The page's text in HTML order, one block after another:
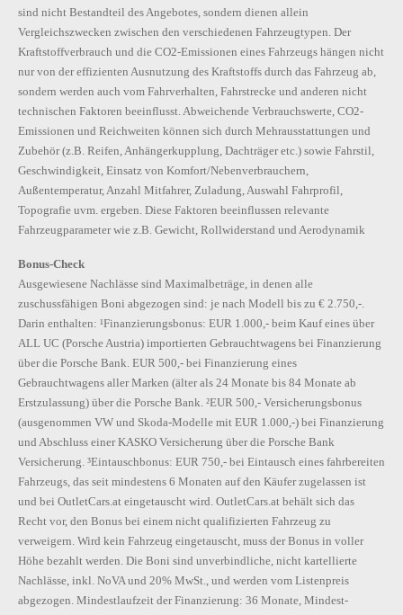
sind nicht Bestandteil des Angebotes, sondern dienen allein
Vergleichszwecken zwischen den verschiedenen Fahrzeugtypen. Der
Kraftstoffverbrauch und die CO2-Emissionen eines Fahrzeugs hängen nicht
nur von der effizienten Ausnutzung des Kraftstoffs durch das Fahrzeug ab,
sondern werden auch vom Fahrverhalten, Fahrstrecke und anderen nicht
technischen Faktoren beeinflusst. Abweichende Verbrauchswerte, CO2-
Emissionen und Reichweiten können sich durch Mehrausstattungen und
Zubehör (z.B. Reifen, Anhängerkupplung, Dachträger etc.) sowie Fahrstil,
Geschwindigkeit, Einsatz von Komfort/Nebenverbrauchern,
Außentemperatur, Anzahl Mitfahrer, Zuladung, Auswahl Fahrprofil,
Topografie uvm. ergeben. Diese Faktoren beeinflussen relevante
Fahrzeugparameter wie z.B. Gewicht, Rollwiderstand und Aerodynamik
Bonus-Check
Ausgewiesene Nachlässe sind Maximalbeträge, in denen alle
zuschussfähigen Boni abgezogen sind: je nach Modell bis zu € 2.750,-.
Darin enthalten: ¹Finanzierungsbonus: EUR 1.000,- beim Kauf eines über
ALL UC (Porsche Austria) importierten Gebrauchtwagens bei Finanzierung
über die Porsche Bank. EUR 500,- bei Finanzierung eines
Gebrauchtwagens aller Marken (älter als 24 Monate bis 84 Monate ab
Erstzulassung) über die Porsche Bank. ²EUR 500,- Versicherungsbonus
(ausgenommen VW und Skoda-Modelle mit EUR 1.000,-) bei Finanzierung
und Abschluss einer KASKO Versicherung über die Porsche Bank
Versicherung. ³Eintauschbonus: EUR 750,- bei Eintausch eines fahrbereiten
Fahrzeugs, das seit mindestens 6 Monaten auf den Käufer zugelassen ist
und bei OutletCars.at eingetauscht wird. OutletCars.at behält sich das
Recht vor, den Bonus bei einem nicht qualifizierten Fahrzeug zu
verweigern. Wird kein Fahrzeug eingetauscht, muss der Bonus in voller
Höhe bezahlt werden. Die Boni sind unverbindliche, nicht kartellierte
Nachlässe, inkl. NoVA und 20% MwSt., und werden vom Listenpreis
abgezogen. Mindestlaufzeit der Finanzierung: 36 Monate, Mindest-